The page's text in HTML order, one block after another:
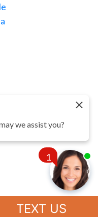
trabajo
TEXT US
1
Chat
we assist you?